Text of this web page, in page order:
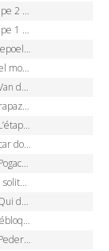
7e record
jaune
au sprint
cinq sacres
Elysées ?
le podium
à Pogacar ?
pulvérisé
?
à pois
d’Huez ?
maillot vert
à Voiron ?